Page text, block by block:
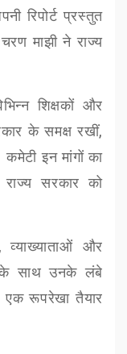
रिपोर्ट प्रस्तुत
माझी ने राज्य
शिक्षकों और
के समक्ष रखीं,
इन मांगों का
सरकार को
व्याख्याताओं और
के साथ उनके लंबे
एक रूपरेखा तैयार